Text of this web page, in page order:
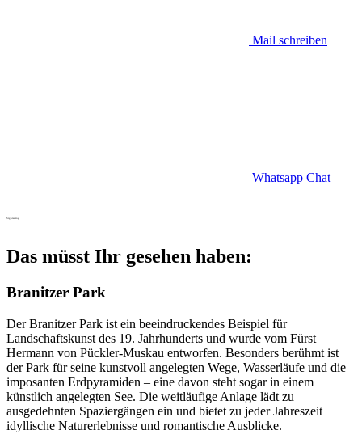
Mail schreiben
Whatsapp Chat
Sightseeing
Das müsst Ihr gesehen haben:
Branitzer Park
Der Branitzer Park ist ein beeindruckendes Beispiel für
Landschaftskunst des 19. Jahrhunderts und wurde vom Fürst
Hermann von Pückler-Muskau entworfen. Besonders berühmt ist
der Park für seine kunstvoll angelegten Wege, Wasserläufe und die
imposanten Erdpyramiden – eine davon steht sogar in einem
künstlich angelegten See. Die weitläufige Anlage lädt zu
ausgedehnten Spaziergängen ein und bietet zu jeder Jahreszeit
idyllische Naturerlebnisse und romantische Ausblicke.